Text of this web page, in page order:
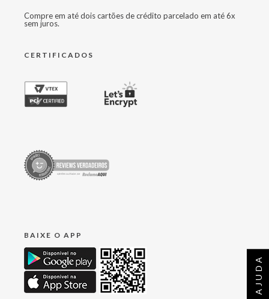
AJUDA
Compre em até dois cartões de crédito parcelado em até 6x
sem juros.
CERTIFICADOS
BAIXE O APP